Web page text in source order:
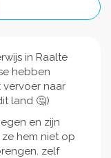
in Raalte
hebben
vervoer naar
land 🤔)
en zijn
hem niet op
zelf